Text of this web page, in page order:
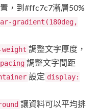
，到#ffc7c7漸層50%
gradient(180deg,
調整文字厚度，
調整文字間距
設定 display:
讓資料可以平均排